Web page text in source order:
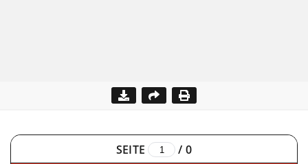
SEITE / 0